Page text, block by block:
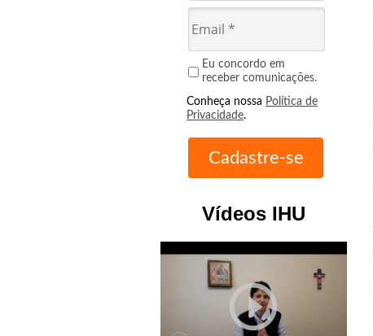
Eu concordo em
receber comunicações.
Conheça nossa Política de
Privacidade.
Vídeos IHU
play_circle_outline